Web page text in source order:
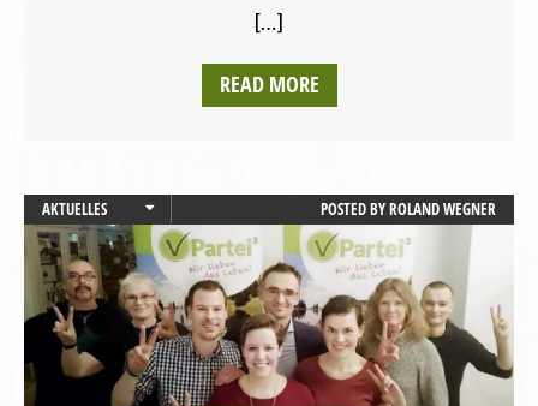
[…]
READ MORE
AKTUELLES
BRANDENBURG
BREMEN
HAMBURG
LANDESVERBÄNDE
SAARLAND
POSTED BYROLAND WEGNER